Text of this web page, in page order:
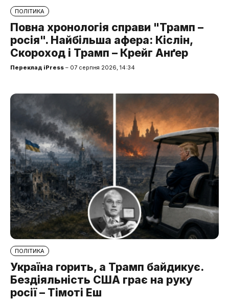
ПОЛІТИКА
Повна хронологія справи "Трамп –
росія". Найбільша афера: Кіслін,
Скороход і Трамп – Крейг Анґер
Переклад iPress – 07 серпня 2026, 14:34
ПОЛІТИКА
Україна горить, а Трамп байдикує.
Бездіяльність США грає на руку
росії – Тімоті Еш